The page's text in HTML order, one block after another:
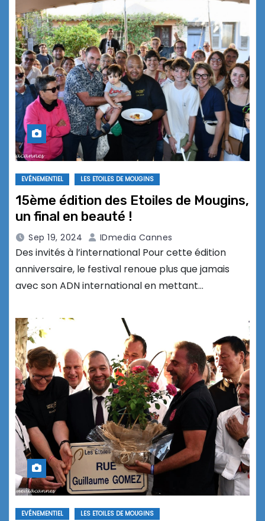
EVÉNEMENTIEL LES ETOILES DE MOUGINS
15ème édition des Etoiles de Mougins,
un final en beauté !
Sep 19, 2024 IDmedia Cannes
Des invités à l’international Pour cette édition
anniversaire, le festival renoue plus que jamais
avec son ADN international en mettant…
EVÉNEMENTIEL LES ETOILES DE MOUGINS